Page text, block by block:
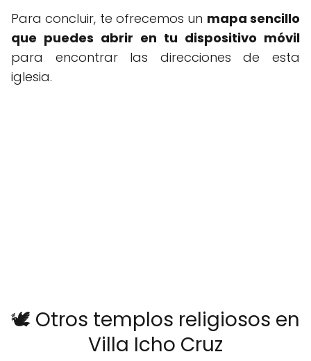
Para concluir, te ofrecemos un mapa sencillo
que puedes abrir en tu dispositivo móvil
para encontrar las direcciones de esta
iglesia.
🕊️ Otros templos religiosos en
Villa Icho Cruz